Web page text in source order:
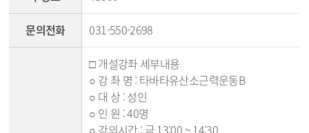
문의전화 031-550-2698
□ 개설강좌 세부내용
○ 강 좌 명 : 타바타유산소근력운동B
○ 대 상 : 성인
○ 인 원 : 40명
○ 강의시간 : 금 13:00 ~ 14:30